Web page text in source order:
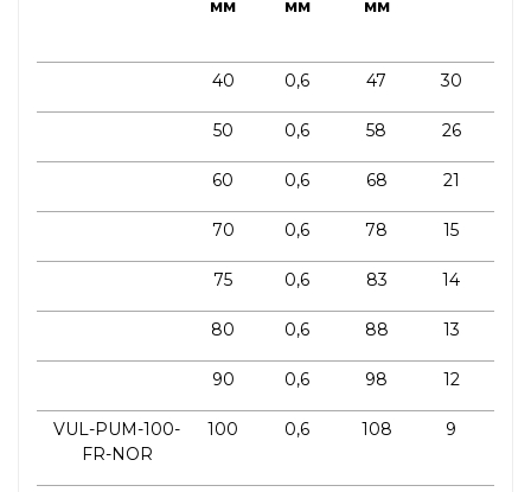
мм мм мм
40 0,6 47 30
50 0,6 58 26
60 0,6 68 21
70 0,6 78 15
75 0,6 83 14
80 0,6 88 13
90 0,6 98 12
VUL-PUM-100-
FR-NOR
100 0,6 108 9